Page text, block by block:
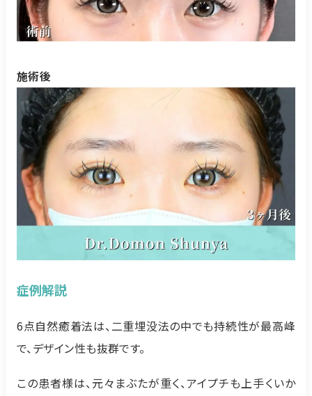
施術後
症例解説
6点自然癒着法は、二重埋没法の中でも持続性が最高峰
で、デザイン性も抜群です。
この患者様は、元々まぶたが重く、アイプチも上手くいか